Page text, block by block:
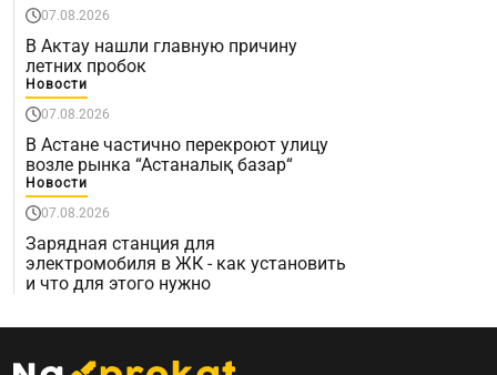
07.08.2026
В Актау нашли главную причину
летних пробок
Новости
07.08.2026
В Астане частично перекроют улицу
возле рынка “Астаналық базар“
Новости
07.08.2026
Зарядная станция для
электромобиля в ЖК - как установить
и что для этого нужно